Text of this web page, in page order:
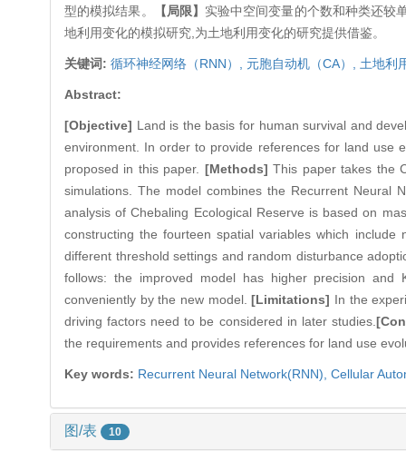
型的模拟结果。
【局限】 实验中空间变量的个数和种类还较
地利用变化的模拟研究,为土地利用变化的研究提供借鉴。
关键词: 循环神经网络（RNN）, 元胞自动机（CA）, 土地利
Abstract:
[Objective] Land is the basis for human survival and
environment. In order to provide references for land use
proposed in this paper. [Methods] This paper takes the
simulations. The model combines the Recurrent Neural
analysis of Chebaling Ecological Reserve is based on
constructing the fourteen spatial variables which
different threshold settings and random disturbance
follows: the improved model has higher precision and
conveniently by the new model.[Limitations] In the
driving factors need to be considered in later studies.
the requirements and provides references for land use
Key words: Recurrent Neural Network(RNN), Cellular
图/表 10